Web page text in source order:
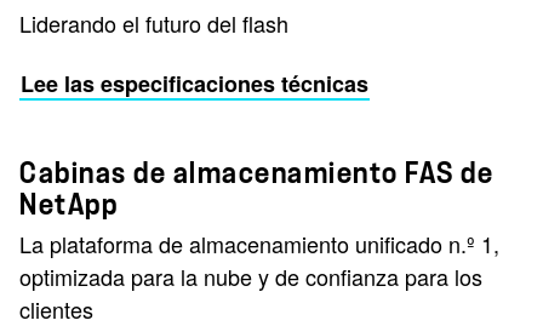
Liderando el futuro del flash
Lee las especificaciones técnicas
Cabinas de almacenamiento FAS de
NetApp
La plataforma de almacenamiento unificado n.º 1,
optimizada para la nube y de confianza para los
clientes